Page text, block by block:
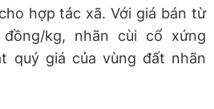
hợp tác xã. Với giá bán từ
đồng/kg, nhãn cùi cổ xứng
quý giá của vùng đất nhãn